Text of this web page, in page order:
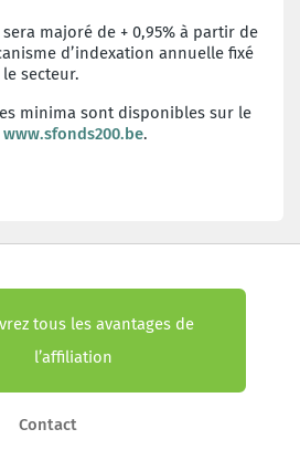
majoré de + 0,95% à partir de
d’indexation annuelle fixé
secteur.
minima sont disponibles sur le
www.sfonds200.be.
tous les avantages de
l’affiliation
Contact